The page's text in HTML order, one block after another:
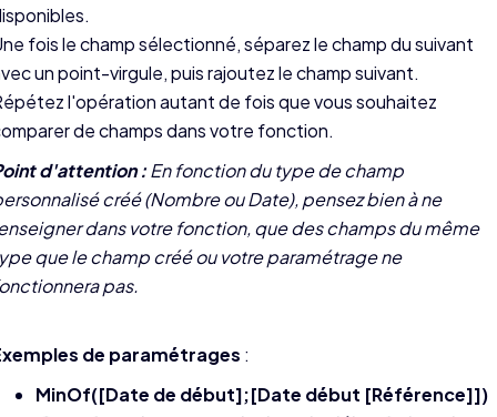
fois le champ sélectionné, séparez le champ du suivant
un point-virgule, puis rajoutez le champ suivant.
l'opération autant de fois que vous souhaitez
de champs dans votre fonction.
d'attention :En fonction du type de champ
créé (Nombre ou Date), pensez bien à ne
dans votre fonction, que des champs du même
que le champ créé ou votre paramétrage ne
pas.
de paramétrages :
MinOf([Date de début];[Date début [Référence]])